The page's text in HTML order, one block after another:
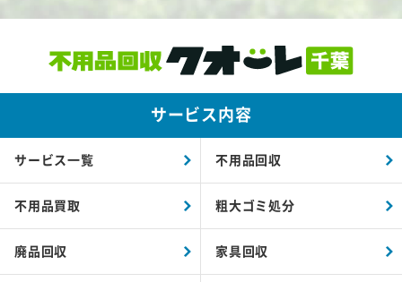
サービス内容
サービス一覧 不用品回収
不用品買取 粗大ゴミ処分
廃品回収 家具回収